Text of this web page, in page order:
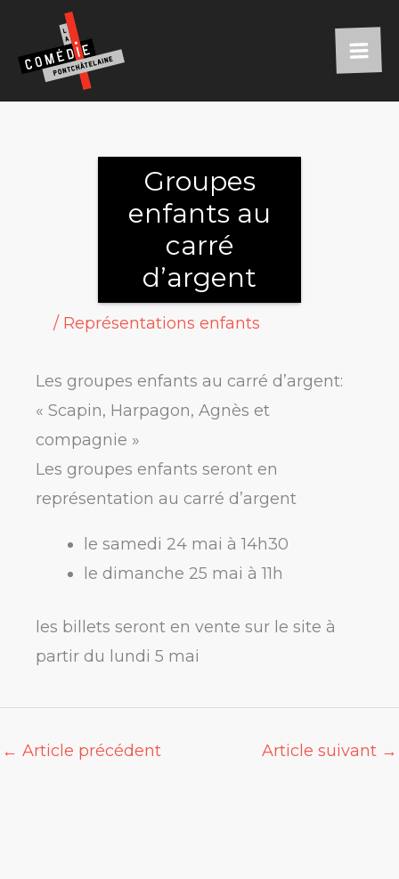
contenu
Groupes
enfants au
carré
d’argent
/ Représentations enfants
Les groupes enfants au carré d’argent:
« Scapin, Harpagon, Agnès et
compagnie »
Les groupes enfants seront en
représentation au carré d’argent
le samedi 24 mai à 14h30
le dimanche 25 mai à 11h
les billets seront en vente sur le site à
partir du lundi 5 mai
← Article précédent Article suivant →